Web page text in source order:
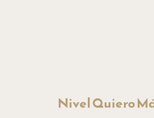
Nivel Quiero